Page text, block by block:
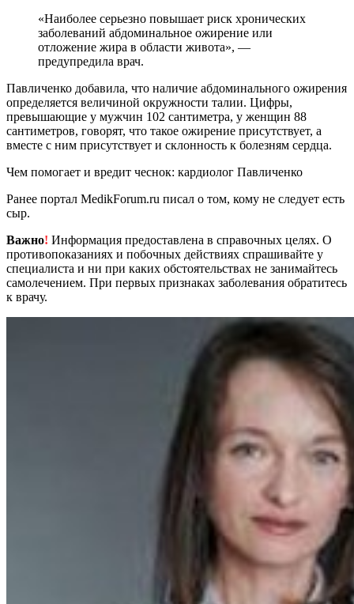
«Наиболее серьезно повышает риск хронических
заболеваний абдоминальное ожирение или
отложение жира в области живота», —
предупредила врач.
Павличенко добавила, что наличие абдоминального ожирения
определяется величиной окружности талии. Цифры,
превышающие у мужчин 102 сантиметра, у женщин 88
сантиметров, говорят, что такое ожирение присутствует, а
вместе с ним присутствует и склонность к болезням сердца.
Чем помогает и вредит чеснок: кардиолог Павличенко
Ранее портал MedikForum.ru писал о том, кому не следует есть
сыр.
Важно! Информация предоставлена в справочных целях. О
противопоказаниях и побочных действиях спрашивайте у
специалиста и ни при каких обстоятельствах не занимайтесь
самолечением. При первых признаках заболевания обратитесь
к врачу.